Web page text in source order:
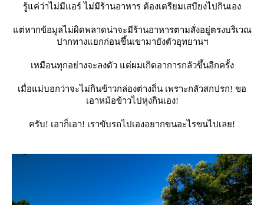
รู้แค่ว่าไม่มีแอร์ ไม่มีร้านอาหาร ต้องเตรียมเสบียงไปกินเอง
ต่หากข้อมูลไม่ผิดพลาดน่าจะมีร้านอาหารตามสั่งอยู่ตรงบริเวณ
ปากทางแยกก่อนขึ้นเขามายังตัวอุทยานฯ
เหมือนทุกอย่างจะลงตัว แต่ผมเกิดอาการกลัวขึ้นอีกครั้ง
เมื่อแม่บอกว่าจะไม่กินข้าวกล่องต่างถิ่น เพราะกลัวสกปรก! ขอ
เอาหม้อข้าวไปหุงกินเอง!
ครับ! เอาก็เอา! เราขับรถไปเองอยากขนอะไรขนไปเลย!